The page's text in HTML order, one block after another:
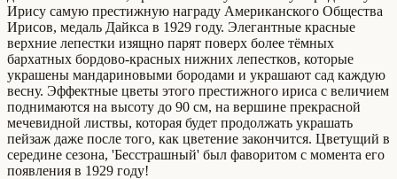
Ирису самую престижную награду Американского Общества
Ирисов, медаль Дайкса в 1929 году. Элегантные красные
верхние лепестки изящно парят поверх более тёмных
бархатных бордово-красных нижних лепестков, которые
украшены мандариновыми бородами и украшают сад каждую
весну. Эффектные цветы этого престижного ириса с величием
поднимаются на высоту до 90 см, на вершине прекрасной
мечевидной листвы, которая будет продолжать украшать
пейзаж даже после того, как цветение закончится. Цветущий в
середине сезона, 'Бесстрашный' был фаворитом с момента его
появления в 1929 году!